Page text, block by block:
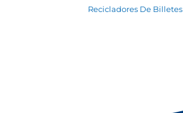
Recicladores De Billetes